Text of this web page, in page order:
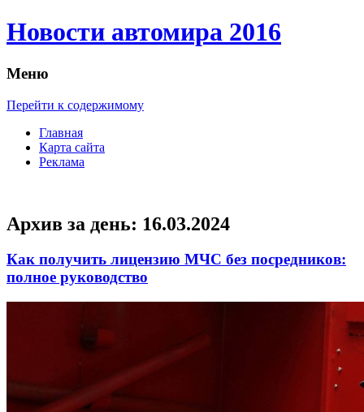
Новости автомира 2016
Меню
Перейти к содержимому
Главная
Карта сайта
Реклама
Архив за день: 16.03.2024
Как получить лицензию МЧС без посредников:
полное руководство